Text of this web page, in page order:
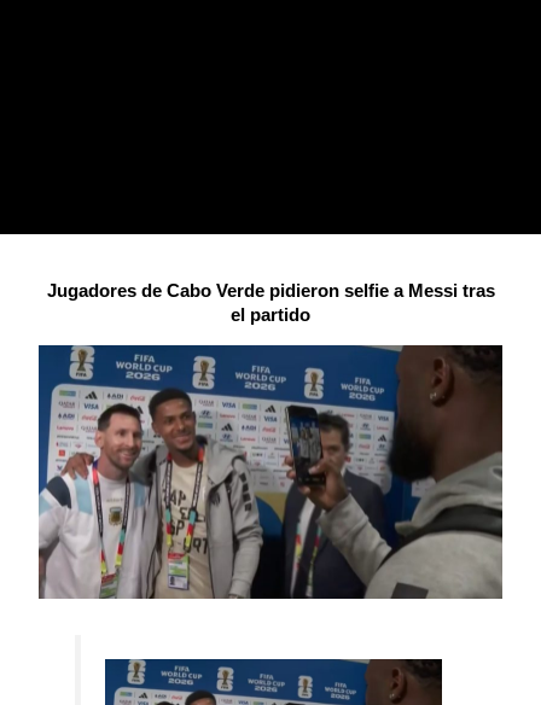
Jugadores de Cabo Verde pidieron selfie a Messi tras
el partido